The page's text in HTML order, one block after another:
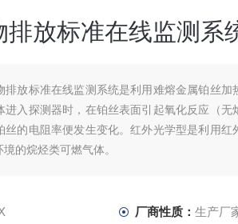
排放标准在线监测系
排放标准在线监测系统是利用难熔金属铂丝加
进入探测器时，在铂丝表面引起氧化反应（无
丝的电阻率便发生变化。红外光学型是利用红
的烷烃类可燃气体。
厂商性质： 生产厂